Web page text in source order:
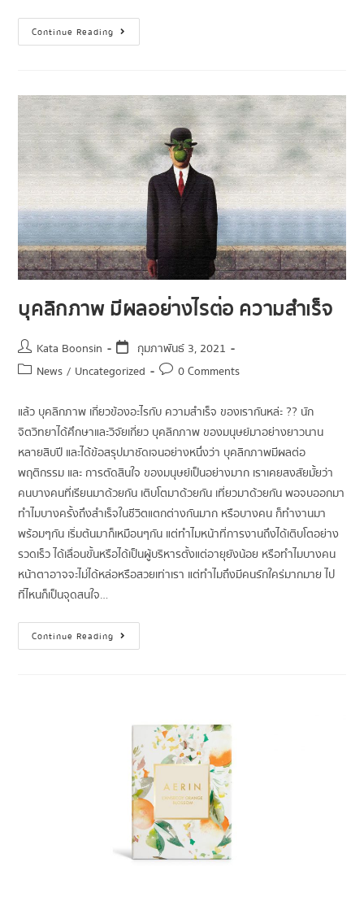
Continue Reading
บุคลิกภาพ มีผลอย่างไรต่อ ความสำเร็จ
Kata Boonsin
กุมภาพันธ์ 3, 2021
News / Uncategorized 0 Comments
แล้ว บุคลิกภาพ เกี่ยวข้องอะไรกับ ความสำเร็จ ของเรากันหล่ะ ?? นัก
จิตวิทยาได้ศึกษาและวิจัยเกี่ยว บุคลิกภาพ ของมนุษย์มาอย่างยาวนาน
หลายสิบปี และได้ข้อสรุปมาชัดเจนอย่างหนึ่งว่า บุคลิกภาพมีผลต่อ
พฤติกรรม และ การตัดสินใจ ของมนุษย์เป็นอย่างมาก เราเคยสงสัยมั้ยว่า
คนบางคนที่เรียนมาด้วยกัน เติบโตมาด้วยกัน เที่ยวมาด้วยกัน พอจบออกมา
ทำไมบางครั้งถึงสำเร็จในชีวิตแตกต่างกันมาก หรือบางคน ก็ทำงานมา
พร้อมๆกัน เริ่มต้นมาก็เหมือนๆกัน แต่ทำไมหน้าที่การงานถึงได้เติบโตอย่าง
รวดเร็ว ได้เลื่อนขั้นหรือได้เป็นผู้บริหารตั้งแต่อายุยังน้อย หรือทำไมบางคน
หน้าตาอาจจะไม่ได้หล่อหรือสวยเท่าเรา แต่ทำไมถึงมีคนรักใคร่มากมาย ไป
ที่ไหนก็เป็นจุดสนใจ…
Continue Reading